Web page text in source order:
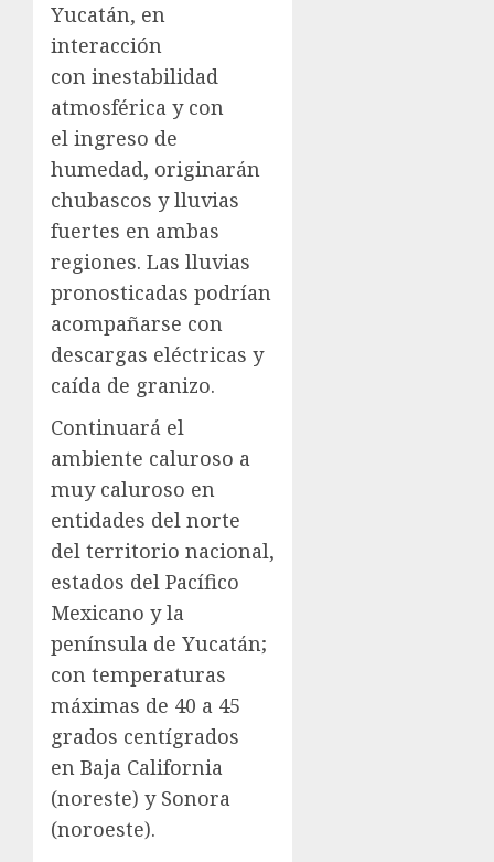
Yucatán, en
interacción
con inestabilidad
atmosférica y con
el ingreso de
humedad, originarán
chubascos y lluvias
fuertes en ambas
regiones. Las lluvias
pronosticadas podrían
acompañarse con
descargas eléctricas y
caída de granizo.
Continuará el
ambiente caluroso a
muy caluroso en
entidades del norte
del territorio nacional,
estados del Pacífico
Mexicano y la
península de Yucatán;
con temperaturas
máximas de 40 a 45
grados centígrados
en Baja California
(noreste) y Sonora
(noroeste).